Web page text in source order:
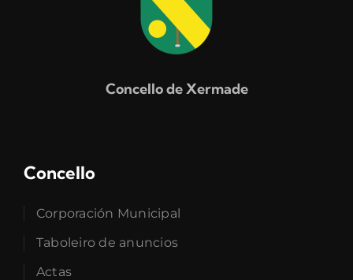
Concello de Xermade
Concello
Corporación Municipal
Taboleiro de anuncios
Actas